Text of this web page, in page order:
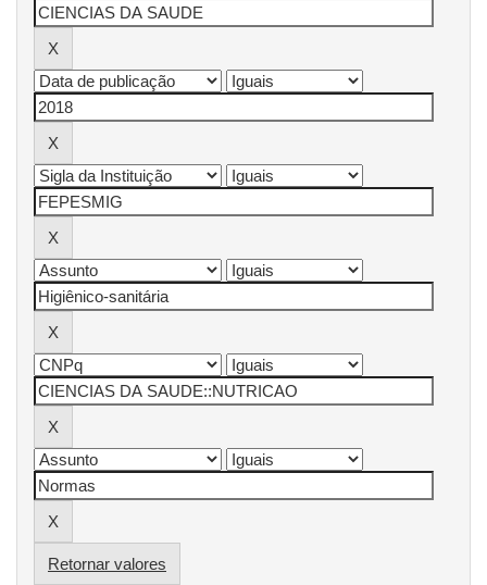
Retornar valores